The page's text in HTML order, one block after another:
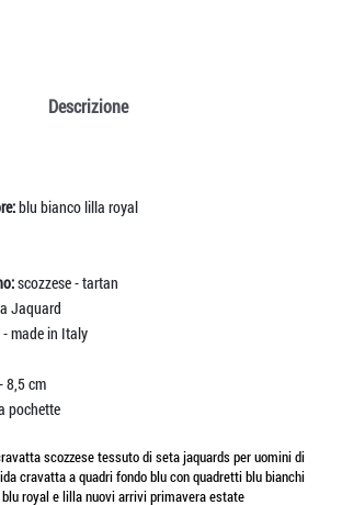
Descrizione
blu bianco lilla royal
scozzese - tartan
Jaquard
made in Italy
8,5 cm
pochette
scozzese tessuto di seta jaquards per uomini di
cravatta a quadri fondo blu con quadretti blu bianchi
royal e lilla nuovi arrivi primavera estate